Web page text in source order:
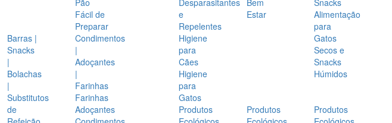
Fácil de
Preparar
Barras |
Snacks
|
Bolachas
|
Substitutos
de
Condimentos
|
Adoçantes
|
Farinhas
Farinhas
Adoçantes
e
Repelentes
Higiene
para
Cães
Higiene
para
Gatos
Estar
Alimentação
para
Gatos
Secos e
Snacks
Húmidos
Produtos
Produtos
Produtos